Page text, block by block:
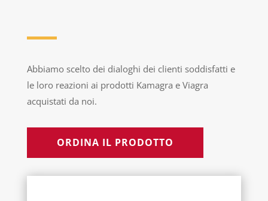
Abbiamo scelto dei dialoghi dei clienti soddisfatti e
le loro reazioni ai prodotti Kamagra e Viagra
acquistati da noi.
ORDINA IL PRODOTTO